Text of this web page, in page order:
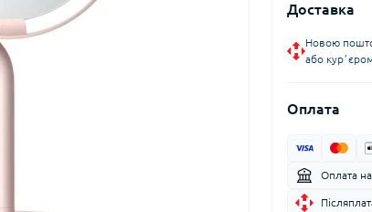
Доставка
Новою
або
Оплата
Оплата